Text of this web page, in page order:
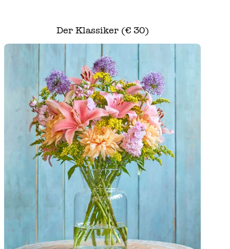
Der Klassiker (€ 30)